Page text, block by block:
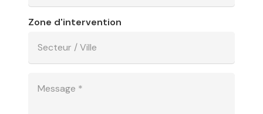
Zone d'intervention